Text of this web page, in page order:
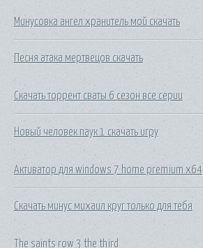
Минусовка ангел хранитель мой скачать
Песня атака мертвецов скачать
Скачать торрент сваты 6 сезон все серии
Новый человек паук 1 скачать игру
Активатор для windows 7 home premium x64
Скачать минус михаил круг только для тебя
The saints row 3 the third